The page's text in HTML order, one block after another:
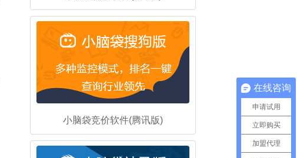
小脑袋竞价软件(腾讯版)
在线咨询
申请试用
立即购买
加盟代理